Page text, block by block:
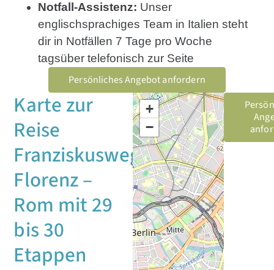
Notfall-Assistenz: Unser
englischsprachiges Team in Italien steht
dir in Notfällen 7 Tage pro Woche
tagsüber telefonisch zur Seite
Persönliches Angebot anfordern
Karte zur
Reise
Franziskusweg:
Florenz –
Rom mit 29
bis 30
Etappen
+
−